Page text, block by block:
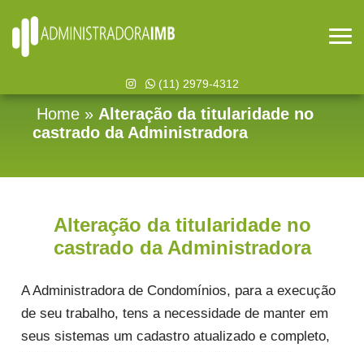
(11) 2979-4312
Home » Alteração da titularidade no
castrado da Administradora
Alteração da titularidade no
castrado da Administradora
A Administradora de Condomínios, para a execução
de seu trabalho, tens a necessidade de manter em
seus sistemas um cadastro atualizado e completo,